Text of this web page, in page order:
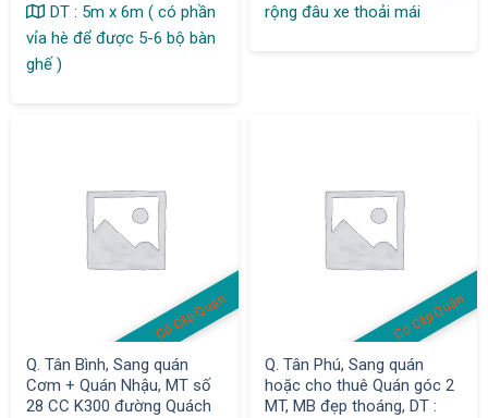
DT : 5m x 6m ( có phần
vỉa hè để được 5-6 bộ bàn
ghế )
rộng đâu xe thoải mái
Có Clip Quán
Q. Tân Bình, Sang quán
Cơm + Quán Nhậu, MT số
28 CC K300 đường Quách
Có Clip Quán
Q. Tân Phú, Sang quán
hoặc cho thuê Quán góc 2
MT, MB đẹp thoáng, DT :